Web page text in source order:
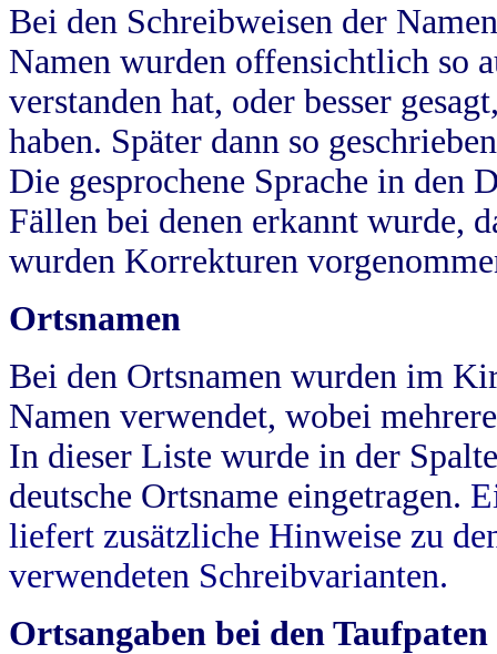
Bei den Schreibweisen der
Namen wurden offensichtlich so
verstanden hat, oder besser
haben. Später dann so
Die gesprochene Sprache in
Fällen bei denen erkannt wurde,
wurden Korrekturen
Ortsnamen
Bei den Ortsnamen wurden im
Namen verwendet, wobei
In dieser Liste wurde in der
deutsche Ortsname eingetragen.
liefert zusätzliche Hinweise zu
verwendeten Schreibvarianten.
Ortsangaben bei den Taufpaten